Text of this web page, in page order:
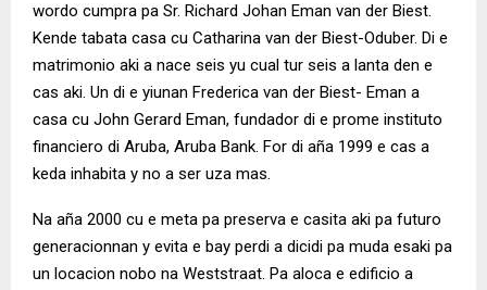
wordo cumpra pa Sr. Richard Johan Eman van der Biest.
Kende tabata casa cu Catharina van der Biest-Oduber. Di e
matrimonio aki a nace seis yu cual tur seis a lanta den e
cas aki. Un di e yiunan Frederica van der Biest- Eman a
casa cu John Gerard Eman, fundador di e prome instituto
financiero di Aruba, Aruba Bank. For di aña 1999 e cas a
keda inhabita y no a ser uza mas.
Na aña 2000 cu e meta pa preserva e casita aki pa futuro
generacionnan y evita e bay perdi a dicidi pa muda esaki pa
un locacion nobo na Weststraat. Pa aloca e edificio a